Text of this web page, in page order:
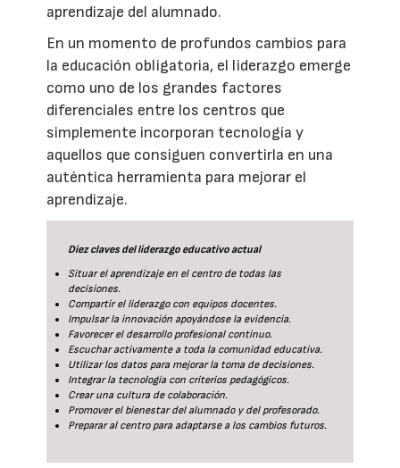
aprendizaje del alumnado.
En un momento de profundos cambios para
la educación obligatoria, el liderazgo emerge
como uno de los grandes factores
diferenciales entre los centros que
simplemente incorporan tecnología y
aquellos que consiguen convertirla en una
auténtica herramienta para mejorar el
aprendizaje.
Diez claves del liderazgo educativo actual
Situar el aprendizaje en el centro de todas las
decisiones.
Compartir el liderazgo con equipos docentes.
Impulsar la innovación apoyándose la evidencia.
Favorecer el desarrollo profesional continuo.
Escuchar activamente a toda la comunidad educativa.
Utilizar los datos para mejorar la toma de decisiones.
Integrar la tecnología con criterios pedagógicos.
Crear una cultura de colaboración.
Promover el bienestar del alumnado y del profesorado.
Preparar al centro para adaptarse a los cambios futuros.